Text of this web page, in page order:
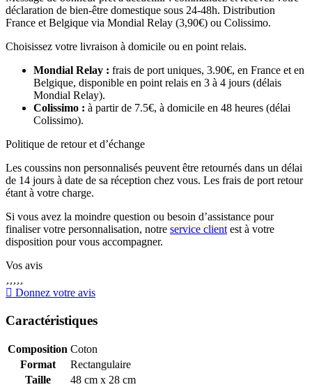
déclaration de bien-être domestique sous 24-48h. Distribution
France et Belgique via Mondial Relay (3,90€) ou Colissimo.
Choisissez votre livraison à domicile ou en point relais.
Mondial Relay : frais de port uniques, 3.90€, en France et en
Belgique, disponible en point relais en 3 à 4 jours (délais
Mondial Relay).
Colissimo : à partir de 7.5€, à domicile en 48 heures (délai
Colissimo).
Politique de retour et d’échange
Les coussins non personnalisés peuvent être retournés dans un délai
de 14 jours à date de sa réception chez vous. Les frais de port retour
étant à votre charge.
Si vous avez la moindre question ou besoin d’assistance pour
finaliser votre personnalisation, notre service client est à votre
disposition pour vous accompagner.
Vos avis
Donnez votre avis
Caractéristiques
Composition Coton
Format
Rectangulaire
Taille
48 cm x 28 cm